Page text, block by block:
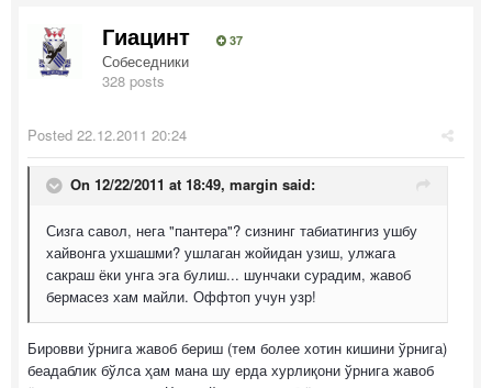
Гиацинт 37
Собеседники
328 posts
Posted 22.12.2011 20:24
On 12/22/2011 at 18:49, margin said:
Сизга савол, нега "пантера"? сизнинг табиатингиз ушбу
хайвонга ухшашми? ушлаган жойидан узиш, улжага
сакраш ёки унга эга булиш... шунчаки сурадим, жавоб
бермасез хам майли. Оффтоп учун узр!
Бировви ўрнига жавоб бериш (тем более хотин кишини ўрнига)
беадаблик бўлса ҳам мана шу ерда хурлиқони ўрнига жавоб